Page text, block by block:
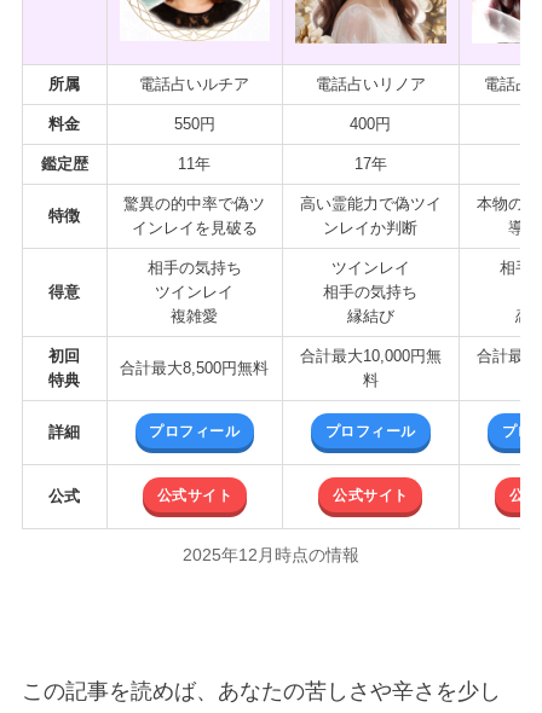
所属 電話占いルチア 電話占いリノア 電話占
料金 550円 400円
鑑定歴 11年 17年
特徴
驚異の的中率で偽ツ
インレイを見破る
高い霊能力で偽ツイ
ンレイか判断
本物の
導
得意
相手の気持ち
ツインレイ
複雑愛
ツインレイ
相手の気持ち
縁結び
相手
恋
初回
特典
合計最大8,500円無料
合計最大10,000円無
料
合計最
詳細 プロフィール プロフィール プロ
公式 公式サイト 公式サイト 公
2025年12月時点の情報
この記事を読めば、あなたの苦しさや辛さを少し